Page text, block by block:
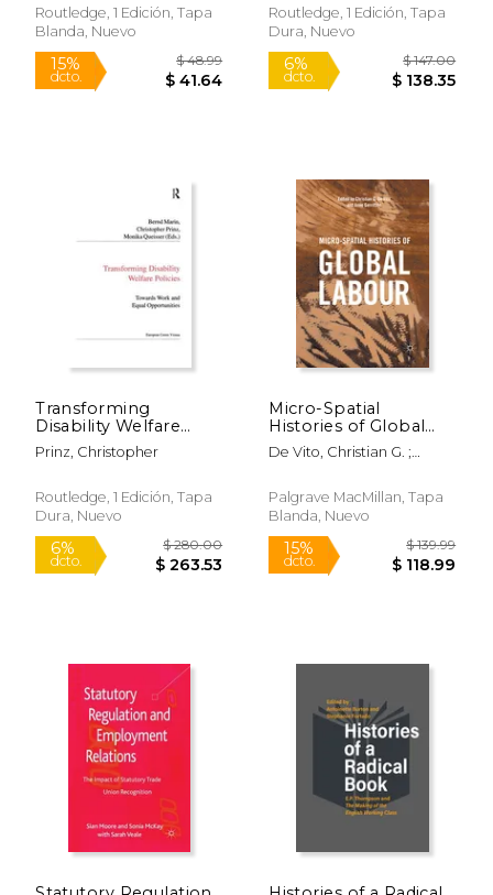
40%
dcto.
40%
dcto. dcto.
Routledge, 1 Edición, Tapa
Blanda, Nuevo
Merseyside (en
Inglés)
Routledge, 1 Edición, Tapa
Dura, Nuevo
Transforming
Disability Welfare
Policies: Towards
Work and Equal
Inglés)
Prinz, Christopher
Routledge, 1 Edición, Tapa
Dura, Nuevo
Micro-Spatial
Histories of Global
Labour (en Inglés)
De Vito, Christian G. ;
Palgrave MacMillan, Tapa
Blanda, Nuevo